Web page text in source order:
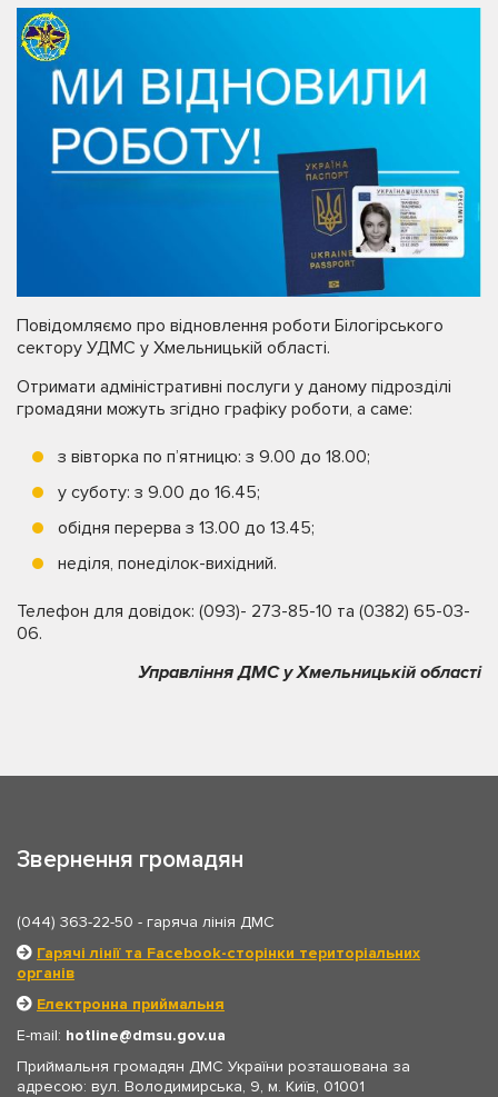
Повідомляємо про відновлення роботи Білогірського
сектору УДМС у Хмельницькій області.
Отримати адміністративні послуги у даному підрозділі
громадяни можуть згідно графіку роботи, а саме:
з вівторка по п’ятницю: з 9.00 до 18.00;
у суботу: з 9.00 до 16.45;
обідня перерва з 13.00 до 13.45;
неділя, понеділок-вихідний.
Телефон для довідок: (093)- 273-85-10 та (0382) 65-03-
06.
Управління ДМС у Хмельницькій області
Звернення громадян
(044) 363-22-50 - гаряча лінія ДМС
Гарячі лінії та Facebook-сторінки територіальних
органів
Електронна приймальня
E-mail: hotline
dmsu.gov.ua
Приймальня громадян ДМС України розташована за
адресою: вул. Володимирська, 9, м. Київ, 01001